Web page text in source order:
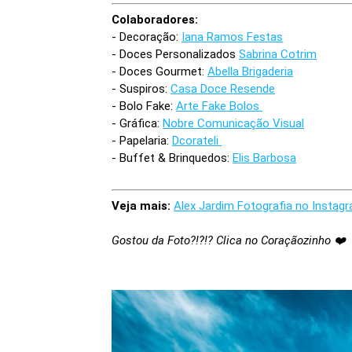
Colaboradores:
- Decoração: Iana Ramos Festas
- Doces Personalizados Sabrina Cotrim
- Doces Gourmet: Abella Brigaderia
- Suspiros: Casa Doce Resende
- Bolo Fake: Arte Fake Bolos
- Gráfica: Nobre Comunicação Visual
- Papelaria: Dcorateli
- Buffet & Brinquedos: Elis Barbosa
Veja mais: Alex Jardim Fotografia no
Gostou da Foto?!?!? Clica no Coraçãozinho ❤️